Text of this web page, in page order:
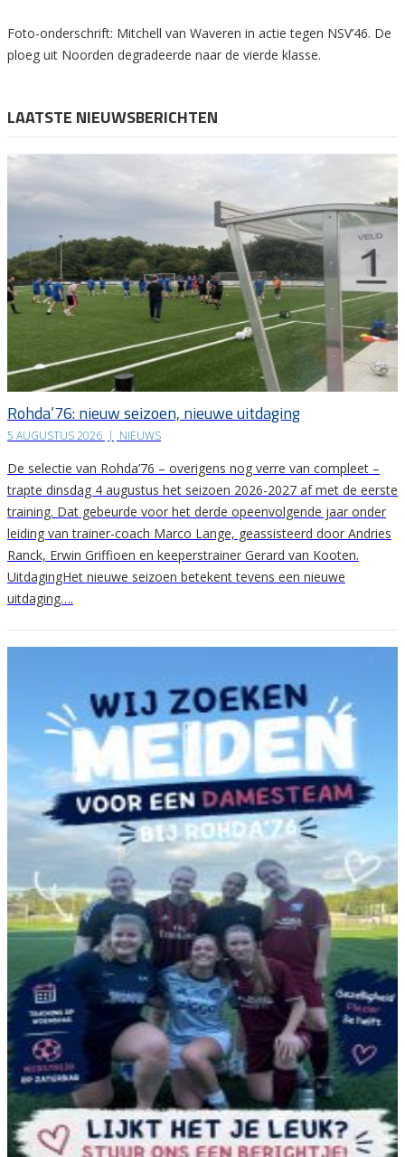
Foto-onderschrift: Mitchell van Waveren in actie tegen NSV’46. De
ploeg uit Noorden degradeerde naar de vierde klasse.
LAATSTE NIEUWSBERICHTEN
Rohda’76: nieuw seizoen, nieuwe uitdaging
5 AUGUSTUS 2026 | NIEUWS
De selectie van Rohda’76 – overigens nog verre van compleet –
trapte dinsdag 4 augustus het seizoen 2026-2027 af met de eerste
training. Dat gebeurde voor het derde opeenvolgende jaar onder
leiding van trainer-coach Marco Lange, geassisteerd door Andries
Ranck, Erwin Griffioen en keeperstrainer Gerard van Kooten.
UitdagingHet nieuwe seizoen betekent tevens een nieuwe
uitdaging….